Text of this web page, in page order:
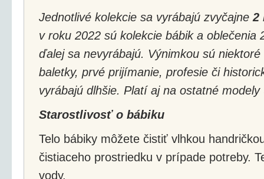
Jednotlivé kolekcie sa vyrábajú zvyčajne 2
v roku 2022 sú kolekcie bábik a oblečenia
ďalej sa nevyrábajú. Výnimkou sú
baletky, prvé prijímanie, profesie či
vyrábajú dlhšie. Platí aj na ostatné
Starostlivosť o bábiku
Telo bábiky môžete čistiť vlhkou
čistiaceho prostriedku v prípade potreby.
vody.